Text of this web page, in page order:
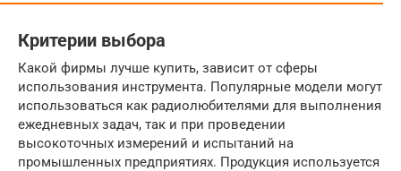
Критерии выбора
Какой фирмы лучше купить, зависит от сферы
использования инструмента. Популярные модели могут
использоваться как радиолюбителями для выполнения
ежедневных задач, так и при проведении
высокоточных измерений и испытаний на
промышленных предприятиях. Продукция используется